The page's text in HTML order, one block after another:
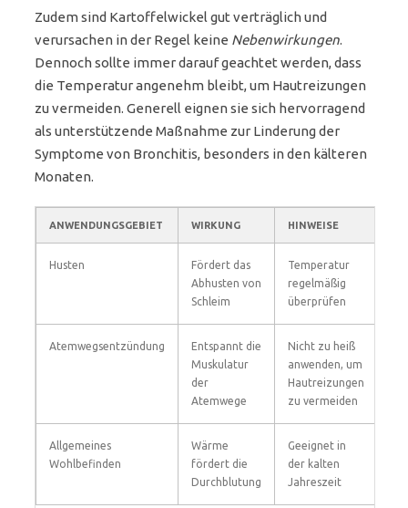
Zudem sind Kartoffelwickel gut verträglich und
verursachen in der Regel keine Nebenwirkungen.
Dennoch sollte immer darauf geachtet werden, dass
die Temperatur angenehm bleibt, um Hautreizungen
zu vermeiden. Generell eignen sie sich hervorragend
als unterstützende Maßnahme zur Linderung der
Symptome von Bronchitis, besonders in den kälteren
Monaten.
ANWENDUNGSGEBIET WIRKUNG HINWEISE
Husten
Fördert das
Abhusten von
Schleim
Temperatur
regelmäßig
überprüfen
Atemwegsentzündung
Entspannt die
Muskulatur
der
Atemwege
Nicht zu heiß
anwenden, um
Hautreizungen
zu vermeiden
Allgemeines
Wohlbefinden
Wärme
fördert die
Durchblutung
Geeignet in
der kalten
Jahreszeit